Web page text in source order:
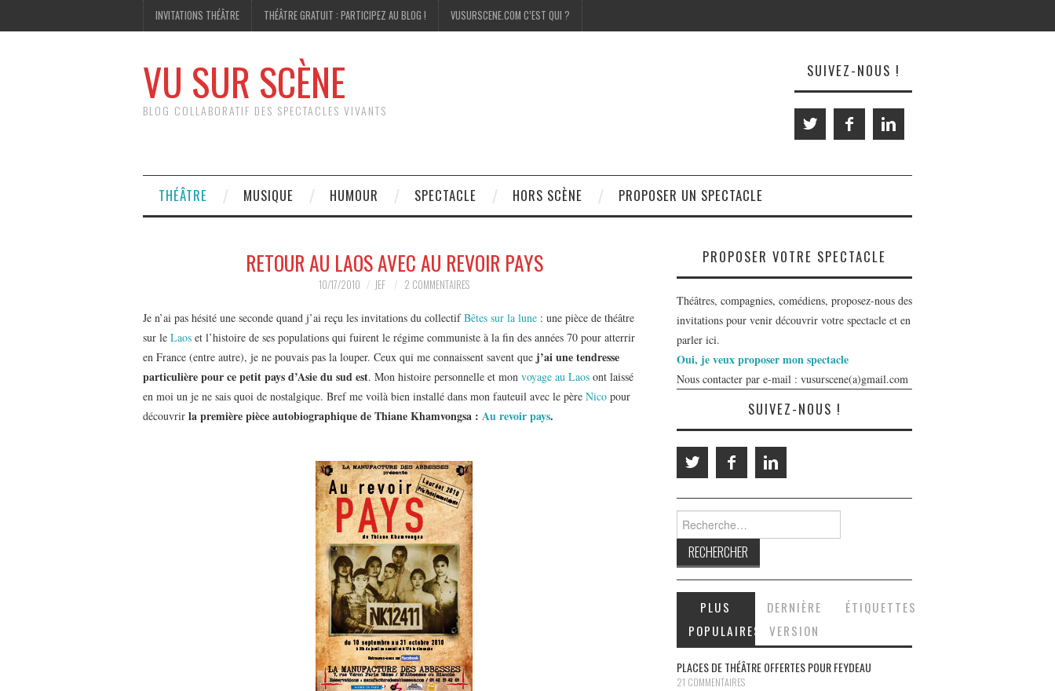
INVITATIONS THÉÂTRE THÉÂTRE GRATUIT : PARTICIPEZ AU BLOG ! VUSURSCENE.COM C’EST QUI ?
VU SUR SCÈNE
BLOG COLLABORATIF DES SPECTACLES VIVANTS
SUIVEZ-NOUS !
THÉÂTRE MUSIQUE HUMOUR SPECTACLE HORS SCÈNE PROPOSER UN SPECTACLE
RETOUR AU LAOS AVEC AU REVOIR PAYS
10/17/2010 JEF 2 COMMENTAIRES
Je n’ai pas hésité une seconde quand j’ai reçu les invitations du collectifBêtes sur la lune : une pièce de théâtre
sur le Laos et l’histoire de ses populations qui fuirent le régime communiste à la fin des années 70 pour atterrir
en France (entre autre), je ne pouvais pas la louper. Ceux qui me connaissent savent que j’ai une tendresse
particulière pour ce petit pays d’Asie du sud est. Mon histoire personnelle et mon voyage au Laos ont laissé
en moi un je ne sais quoi de nostalgique. Bref me voilà bien installé dans mon fauteuil avec le père Nico pour
découvrir la première pièce autobiographique de Thiane Khamvongsa : Au revoir pays.
PROPOSER VOTRE SPECTACLE
Théâtres, compagnies, comédiens, proposez-nous des
invitations pour venir découvrir votre spectacle et en
parler ici.
Oui, je veux proposer mon spectacle
Nous contacter par e-mail : vusurscene(a)gmail.com
SUIVEZ-NOUS !
Rechercher :
PLUS
POPULAIRES
DERNIÈRE
VERSION
ÉTIQUETTES
PLACES DE THÉÂTRE OFFERTES POUR FEYDEAU
21 COMMENTAIRES